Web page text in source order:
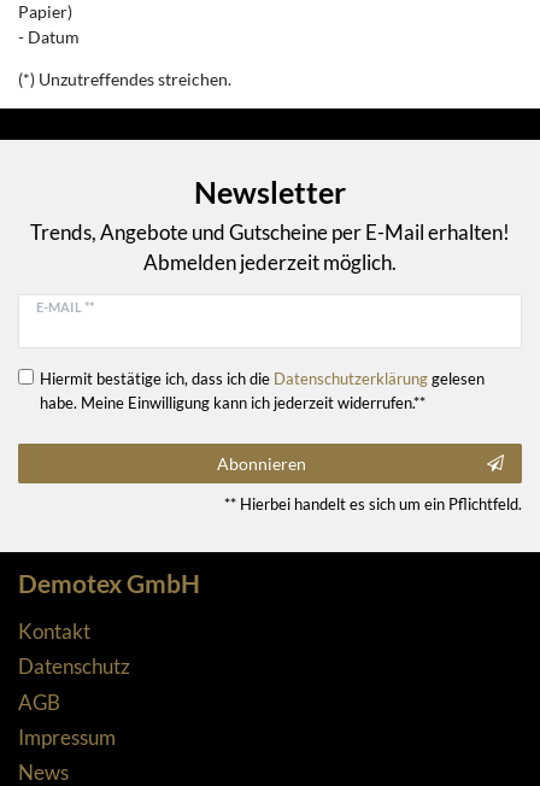
Papier)
- Datum
(*) Unzutreffendes streichen.
Newsletter
Trends, Angebote und Gutscheine per E-Mail erhalten!
Abmelden jederzeit möglich.
E-MAIL **
Hiermit bestätige ich, dass ich die Daten­schutz­erklärunggelesen
habe. Meine Einwilligung kann ich jederzeit widerrufen.**
Abonnieren
** Hierbei handelt es sich um ein Pflichtfeld.
Demotex GmbH
Kontakt
Datenschutz
AGB
Impressum
News